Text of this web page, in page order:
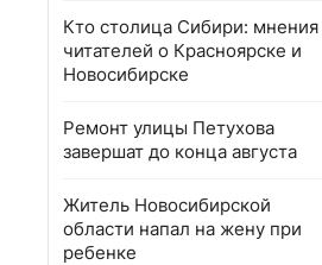
Кто столица Сибири: мнения
читателей о Красноярске и
Новосибирске
Ремонт улицы Петухова
завершат до конца августа
Житель Новосибирской
области напал на жену при
ребенке